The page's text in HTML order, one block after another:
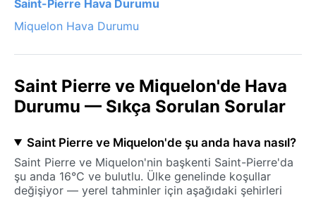
Saint-Pierre Hava Durumu
Miquelon Hava Durumu
Saint Pierre ve Miquelon'de Hava
Durumu — Sıkça Sorulan Sorular
Saint Pierre ve Miquelon'de şu anda hava nasıl?
Saint Pierre ve Miquelon'nin başkenti Saint-Pierre'da
şu anda 16°C ve bulutlu. Ülke genelinde koşullar
değişiyor — yerel tahminler için aşağıdaki şehirleri